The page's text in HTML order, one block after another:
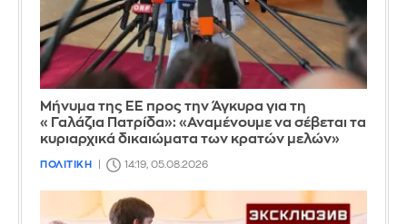
Μήνυμα της ΕΕ προς την Άγκυρα για τη
«Γαλάζια Πατρίδα»: «Αναμένουμε να σέβεται τα
κυριαρχικά δικαιώματα των κρατών μελών»
ΠΟΛΙΤΙΚΗ 14:19, 05.08.2026